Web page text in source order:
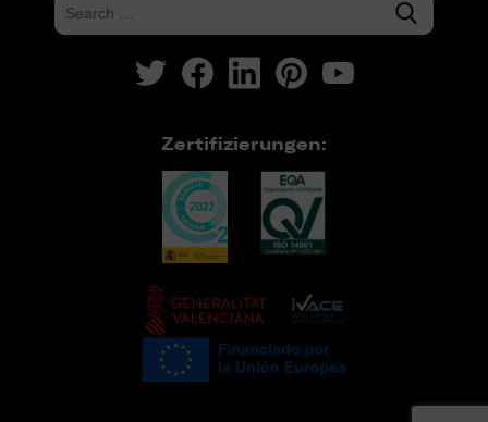
Zertifizierungen: